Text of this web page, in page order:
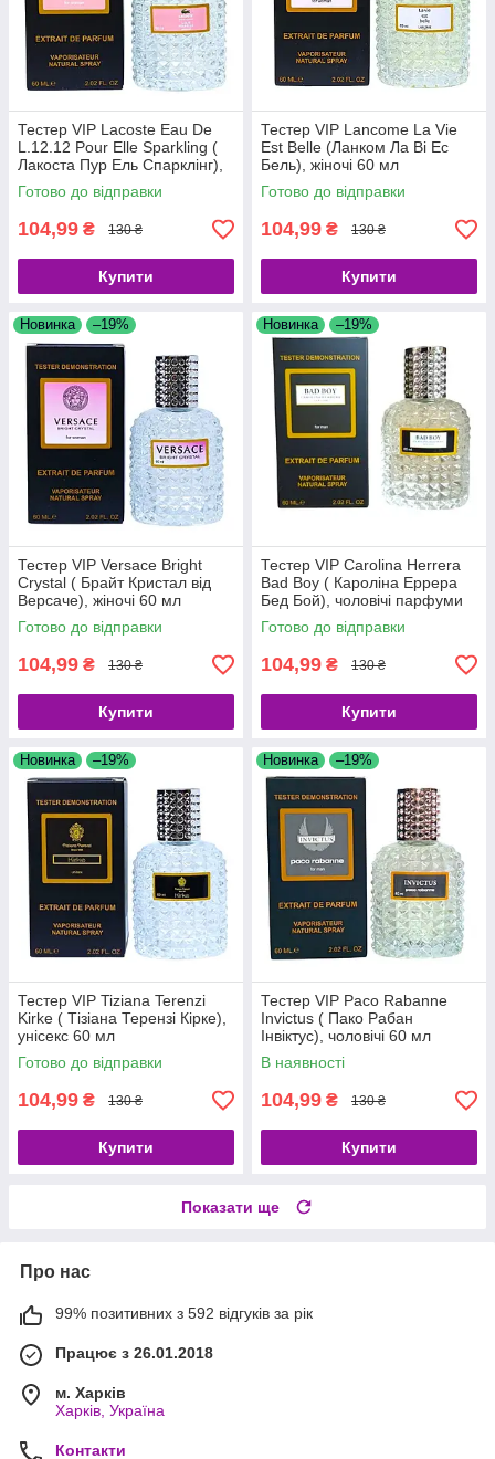
Тестер VIP Lacoste Eau De
L.12.12 Pour Elle Sparkling (
Лакоста Пур Ель Спарклінг),
жіночі 60 мл
Готово до відправки
104,99 ₴ 130 ₴
Купити
Тестер VIP Lancome La Vie
Est Belle (Ланком Ла Ві Ес
Бель), жіночі 60 мл
Готово до відправки
104,99 ₴ 130 ₴
Купити
Новинка –19%
Тестер VIP Versace Bright
Crystal ( Брайт Кристал від
Версаче), жіночі 60 мл
Готово до відправки
104,99 ₴ 130 ₴
Купити
Новинка –19%
Тестер VIP Carolina Herrera
Bad Boy ( Кароліна Еррера
Бед Бой), чоловічі парфуми
60 мл
Готово до відправки
104,99 ₴ 130 ₴
Купити
Новинка –19%
Тестер VIP Tiziana Terenzi
Kirke ( Тізіана Терензі Кірке),
унісекс 60 мл
Готово до відправки
104,99 ₴ 130 ₴
Купити
Новинка –19%
Тестер VIP Paco Rabanne
Invictus ( Пако Рабан
Інвіктус), чоловічі 60 мл
В наявності
104,99 ₴ 130 ₴
Купити
Показати ще
Про нас
99% позитивних з 592 відгуків за рік
Працює з 26.01.2018
м. Харків
Харків, Україна
Контакти